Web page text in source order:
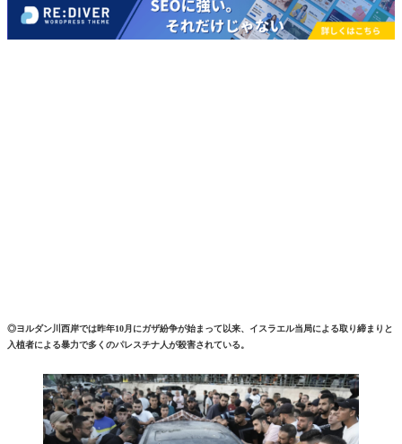
◎ヨルダン川西岸では昨年10月にガザ紛争が始まって以来、イスラエル当局による取り締まりと
入植者による暴力で多くのパレスチナ人が殺害されている。